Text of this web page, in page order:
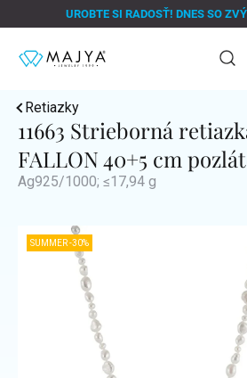
na
UROBTE SI RADOSŤ! DNES SO
Retiazky
11663 Strieborná
FALLON 40+5 cm
Ag925/1000; ≤17,94 g
SUMMER -30%